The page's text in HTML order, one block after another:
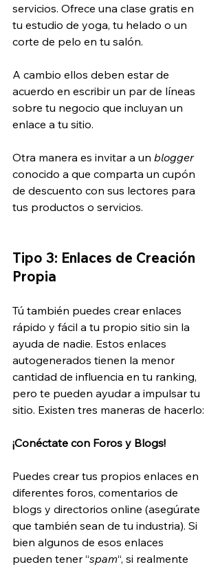
servicios. Ofrece una clase gratis en
tu estudio de yoga, tu helado o un
corte de pelo en tu salón.
A cambio ellos deben estar de
acuerdo en escribir un par de líneas
sobre tu negocio que incluyan un
enlace a tu sitio.
Otra manera es invitar a un blogger
conocido a que comparta un cupón
de descuento con sus lectores para
tus productos o servicios.
Tipo 3: Enlaces de Creación
Propia
Tú también puedes crear enlaces
rápido y fácil a tu propio sitio sin la
ayuda de nadie. Estos enlaces
autogenerados tienen la menor
cantidad de influencia en tu ranking,
pero te pueden ayudar a impulsar tu
sitio. Existen tres maneras de hacerlo:
¡Conéctate con Foros y Blogs!
Puedes crear tus propios enlaces en
diferentes foros, comentarios de
blogs y directorios online (asegúrate
que también sean de tu industria). Si
bien algunos de esos enlaces
pueden tener “spam“, si realmente